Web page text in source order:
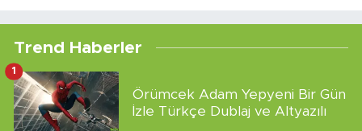
Trend Haberler
Örümcek Adam Yepyeni Bir Gün
İzle Türkçe Dublaj ve Altyazılı
1